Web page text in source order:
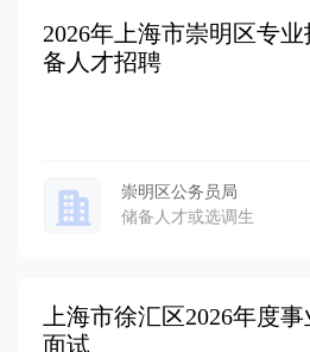
2026年上海市崇明区专
备人才招聘
崇明区公务员局
储备人才或选调生
上海市徐汇区2026年度
面试